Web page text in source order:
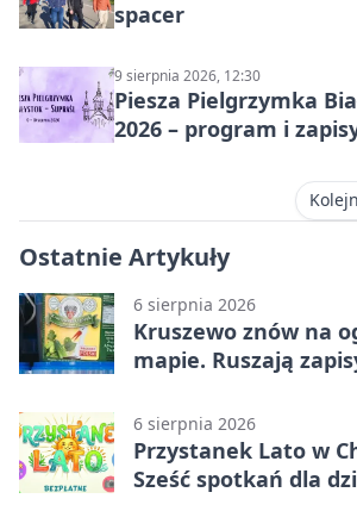
spacer
9 sierpnia 2026, 12:30
Piesza Pielgrzymka
2026 – program i
Ostatnie Artykuły
6 sierpnia 2026
Kruszewo znów na
mapie. Ruszają
6 sierpnia 2026
Przystanek Lato w
Sześć spotkań dla